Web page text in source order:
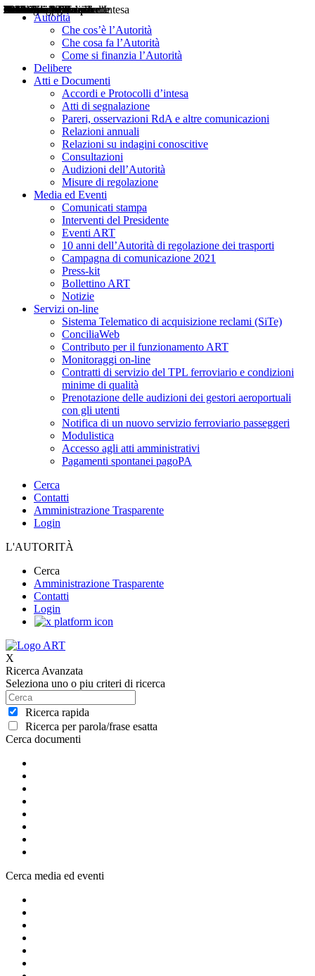
Autorità
Che cos’è l’Autorità
Che cosa fa l’Autorità
Come si finanzia l’Autorità
Delibere
Atti e Documenti
Accordi e Protocolli d’intesa
Atti di segnalazione
Pareri, osservazioni RdA e altre comunicazioni
Relazioni annuali
Relazioni su indagini conoscitive
Consultazioni
Audizioni dell’Autorità
Misure di regolazione
Media ed Eventi
Comunicati stampa
Interventi del Presidente
Eventi ART
10 anni dell’Autorità di regolazione dei trasporti
Campagna di comunicazione 2021
Press-kit
Bollettino ART
Notizie
Servizi on-line
Sistema Telematico di acquisizione reclami (SiTe)
ConciliaWeb
Contributo per il funzionamento ART
Monitoraggi on-line
Contratti di servizio del TPL ferroviario e condizioni
minime di qualità
Prenotazione delle audizioni dei gestori aeroportuali
con gli utenti
Notifica di un nuovo servizio ferroviario passeggeri
Modulistica
Accesso agli atti amministrativi
Pagamenti spontanei pagoPA
Cerca
Contatti
Amministrazione Trasparente
Login
L'AUTORITÀ
Cerca
Amministrazione Trasparente
Contatti
Login
X
Ricerca Avanzata
Seleziona uno o piu criteri di ricerca
Ricerca rapida
Ricerca per parola/frase esatta
Cerca documenti
Delibere
Pareri
Consultazioni
Audizioni
Atti di Segnalazione
Accordi e Protocolli d'Intesa
Relazioni annuali
Misure di regolazione
Cerca media ed eventi
Notizie
Comunicati Stampa
Bollettini ART
Convegni ART
Interviste del Presidente
Articoli in primo piano
Interventi del Presidente
2004
2005
2010
2013
2014
2015
2016
2017
2018
2019
202
2020
2021
2022
2023
2024
2025
2026
Aereo
Marittimo
Terrestre